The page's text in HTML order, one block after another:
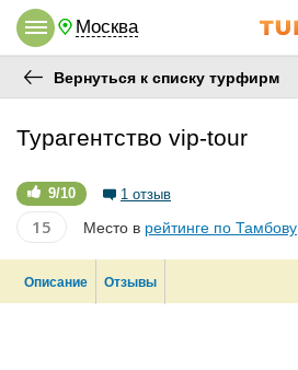
Москва
Вернуться к списку турфирм
Турагентство vip-tour
9/10 1 отзыв
15 Место в рейтинге по Тамбову
Описание Отзывы